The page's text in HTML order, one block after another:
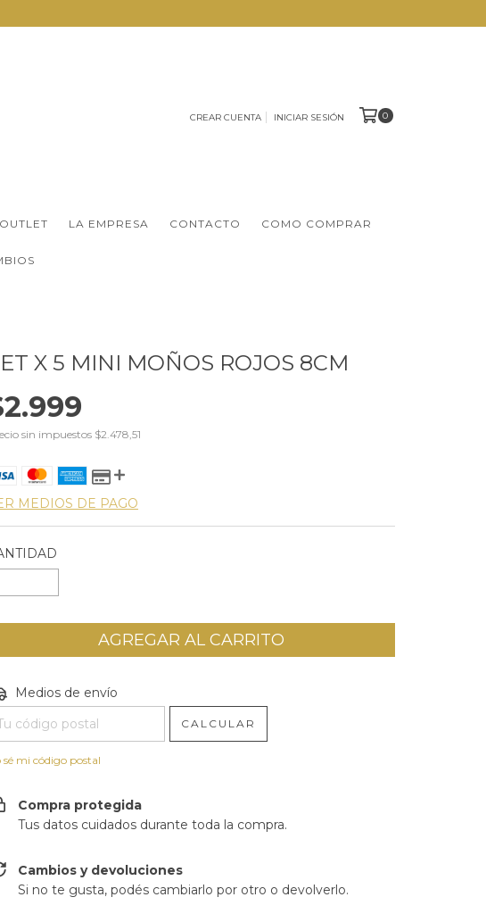
CREAR CUENTA INICIAR SESIÓN 0
OUTLET LA EMPRESA CONTACTO COMO COMPRAR
X 5 MINI MOÑOS ROJOS 8CM
sin impuestos $2.478,51
MEDIOS DE PAGO
para el CP:
Medios de envío
CALCULAR
sé mi código postal
Compra protegida
Tus datos cuidados durante toda la compra.
Cambios y devoluciones
Si no te gusta, podés cambiarlo por otro o devolverlo.